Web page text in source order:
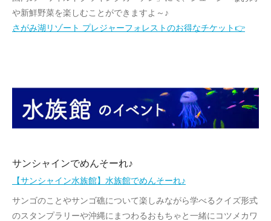
や新鮮野菜を楽しむことができますよ～♪
さがみ湖リゾート プレジャーフォレストのお得なチケット👉
サンシャインでめんそーれ♪
【サンシャイン水族館】水族館でめんそーれ♪
サンゴのことやサンゴ礁について楽しみながら学べるクイズ形式
のスタンプラリーや沖縄にまつわるおもちゃと一緒にコツメカワ